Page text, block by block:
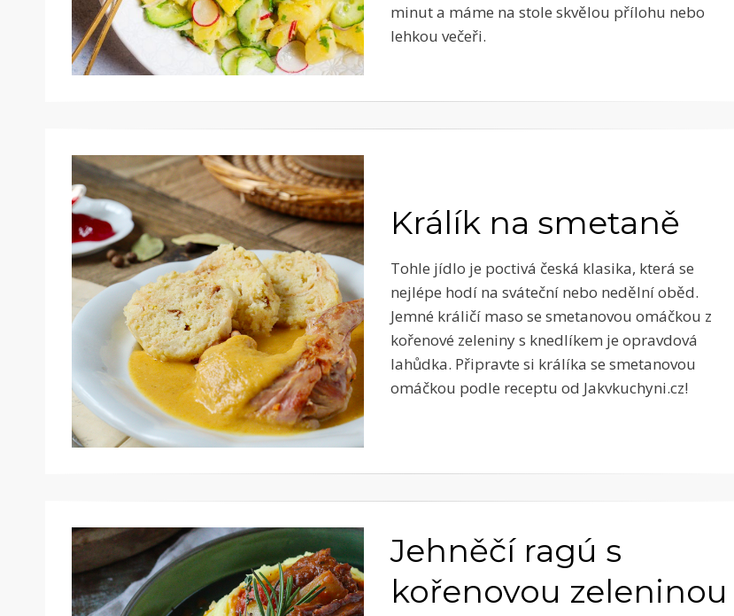
minut a máme na stole skvělou přílohu nebo
lehkou večeři.
Králík na smetaně
Tohle jídlo je poctivá česká klasika, která se
nejlépe hodí na sváteční nebo nedělní oběd.
Jemné králičí maso se smetanovou omáčkou z
kořenové zeleniny s knedlíkem je opravdová
lahůdka. Připravte si králíka se smetanovou
omáčkou podle receptu od Jakvkuchyni.cz!
Jehněčí ragú s
kořenovou zeleninou